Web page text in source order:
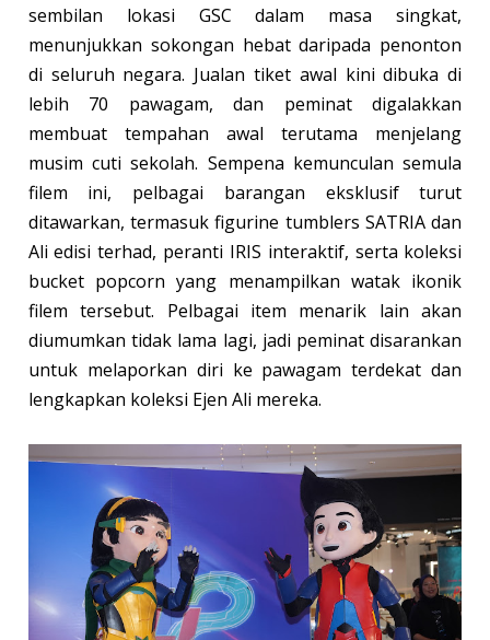
sembilan lokasi GSC dalam masa singkat,
menunjukkan sokongan hebat daripada penonton
di seluruh negara. Jualan tiket awal kini dibuka di
lebih 70 pawagam, dan peminat digalakkan
membuat tempahan awal terutama menjelang
musim cuti sekolah. Sempena kemunculan semula
filem ini, pelbagai barangan eksklusif turut
ditawarkan, termasuk figurine tumblers SATRIA dan
Ali edisi terhad, peranti IRIS interaktif, serta koleksi
bucket popcorn yang menampilkan watak ikonik
filem tersebut. Pelbagai item menarik lain akan
diumumkan tidak lama lagi, jadi peminat disarankan
untuk melaporkan diri ke pawagam terdekat dan
lengkapkan koleksi Ejen Ali mereka.